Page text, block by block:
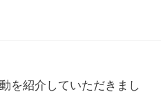
を紹介していただきまし